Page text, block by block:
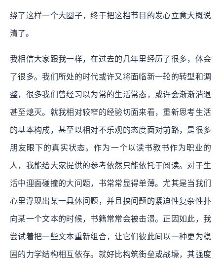
绕了这样一个大圈子，终于把这档节目的发心立意大概说
清了。
我相信大家跟我一样，在过去的几年里经历了很多，体会
了很多。我们所处的时代或许又将面临新一轮的转型和调
整，很多我们曾经习以为常的生活常态，或许会渐渐消退
甚至熄灭。就我相对较窄的经验切面来看，重新思考生活
的基本构成，甚至以相对不乐观的态度面对前路，是很多
朋友眼下的真实状态。作为一个以读书教书作为职业的
人，我能给大家提供的参考依然只能依托于阅读。对于生
活中迎面碰撞的大问题，书常常显得单薄。尤其是当我们
心里浮现出某一具体问题，并且挟问题的紧迫性复杂性扑
向某一个文本的时候，书籍常常会被击溃。正因如此，我
尝试着把一些文本重新组合，让它们彼此间以一种更为稳
固的力学结构相互依存。就好比构筑街垒或战壕，其强度